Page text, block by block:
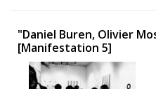
"Daniel Buren, Olivier
[Manifestation 5]